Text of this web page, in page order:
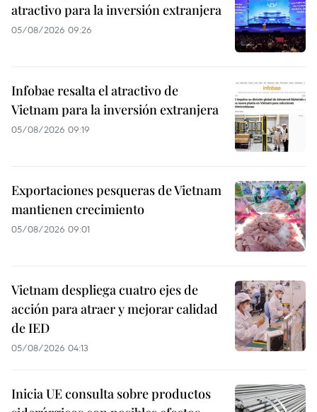
atractivo para la inversión extranjera
05/08/2026 09:26
Infobae resalta el atractivo de
Vietnam para la inversión extranjera
05/08/2026 09:19
Exportaciones pesqueras de Vietnam
mantienen crecimiento
05/08/2026 09:01
Vietnam despliega cuatro ejes de
acción para atraer y mejorar calidad
de IED
05/08/2026 04:13
Inicia UE consulta sobre productos